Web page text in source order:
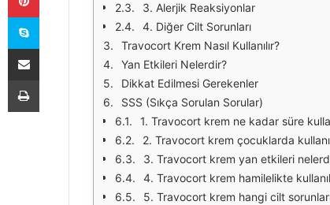
3. Alerjik Reaksiyonlar
4. Diğer Cilt Sorunları
Travocort Krem Nasıl Kullanılır?
Yan Etkileri Nelerdir?
Dikkat Edilmesi Gerekenler
SSS (Sıkça Sorulan Sorular)
1. Travocort krem ne kadar süre
2. Travocort krem çocuklarda
3. Travocort krem yan etkileri
4. Travocort krem hamilelikte
5. Travocort krem hangi cilt
Skype
E-Posta ile paylaş